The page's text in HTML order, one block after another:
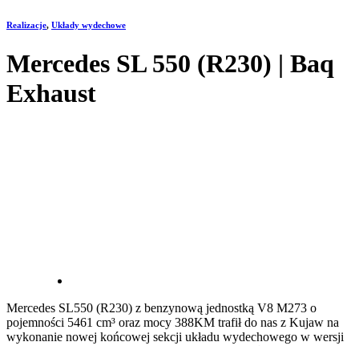
Realizacje, Układy wydechowe
Mercedes SL 550 (R230) | Baq
Exhaust
Mercedes SL550 (R230) z benzynową jednostką V8 M273 o
pojemności 5461 cm³ oraz mocy 388KM trafił do nas z Kujaw na
wykonanie nowej końcowej sekcji układu wydechowego w wersji